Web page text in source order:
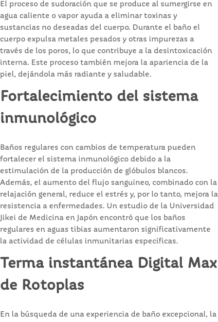
El proceso de sudoración que se produce al sumergirse en
agua caliente o vapor ayuda a eliminar toxinas y
sustancias no deseadas del cuerpo. Durante el baño el
cuerpo expulsa metales pesados y otras impurezas a
través de los poros, lo que contribuye a la desintoxicación
interna. Este proceso también mejora la apariencia de la
piel, dejándola más radiante y saludable.
Fortalecimiento del sistema
inmunológico
Baños regulares con cambios de temperatura pueden
fortalecer el sistema inmunológico debido a la
estimulación de la producción de glóbulos blancos.
Además, el aumento del flujo sanguíneo, combinado con la
relajación general, reduce el estrés y, por lo tanto, mejora la
resistencia a enfermedades. Un estudio de la Universidad
Jikei de Medicina en Japón encontró que los baños
regulares en aguas tibias aumentaron significativamente
la actividad de células inmunitarias específicas.
Terma instantánea Digital Max
de Rotoplas
En la búsqueda de una experiencia de baño excepcional, la